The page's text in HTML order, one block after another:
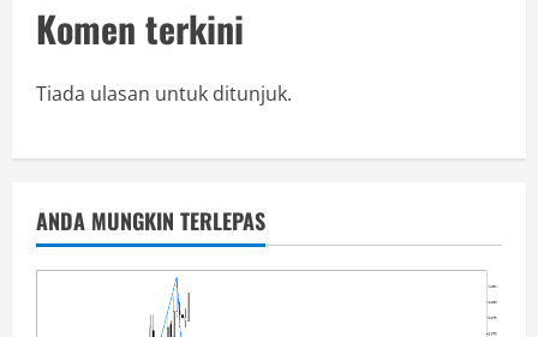
Komen terkini
Tiada ulasan untuk ditunjuk.
ANDA MUNGKIN TERLEPAS